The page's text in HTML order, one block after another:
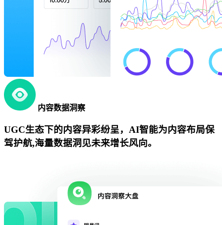
内容数据洞察
UGC生态下的内容异彩纷呈，AI智能为内容布局保
驾护航,海量数据洞见未来增长风向。